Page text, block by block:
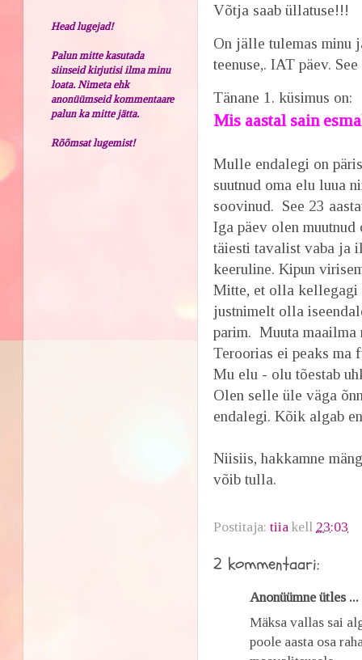
Võtja saab üllatuse!!!
On jälle tulemas minu
teenuse,. IAT päev.
Tänane 1. küsimus on:
Mis aastal sain
Mulle endalegi on
suutnud oma elu luua
soovinud. See 23
Iga päev olen
täiesti tavalist vaba ja
keeruline. Kipun
Mitte, et olla kellegagi
justnimelt olla
parim. Muuta maailma
Teroorias ei peaks ma
Mu elu - olu tõestab
Olen selle üle väga
endalegi. Kõik algab
Niisiis, hakkamne
võib tulla.
Postitaja:tiia kell 23:03
2 kommentaari:
Anonüümne ütles ...
Mäksa vallas sai
poole aasta osa
Head lugejad!
Palun mitte kasutada
siinseid kirjutisi ilma minu
loata. Nimeta ehk
anonüümseid kommentaare
palun ka mitte jätta.
Rõõmsat lugemist!